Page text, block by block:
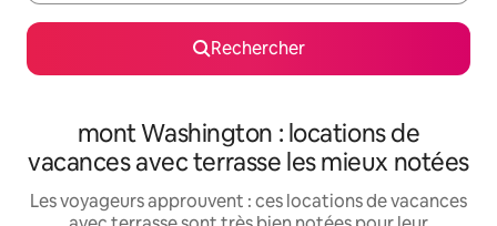
Rechercher
mont Washington : locations de
vacances avec terrasse les mieux notées
Les voyageurs approuvent : ces locations de vacances